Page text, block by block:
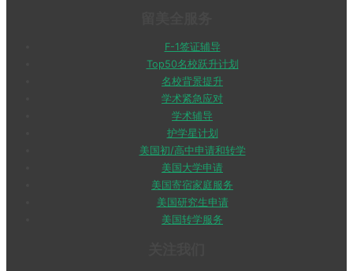
F-1签证辅导
Top50名校跃升计划
名校背景提升
学术紧急应对
学术辅导
护学星计划
美国初/高中申请和转学
美国大学申请
美国寄宿家庭服务
美国研究生申请
美国转学服务